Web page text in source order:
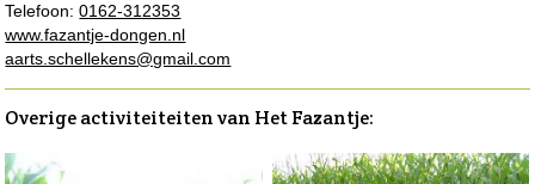
Telefoon:0162-312353
www.fazantje-dongen.nl
aarts.schellekens@gmail.com
Overige activiteiteiten van Het Fazantje: